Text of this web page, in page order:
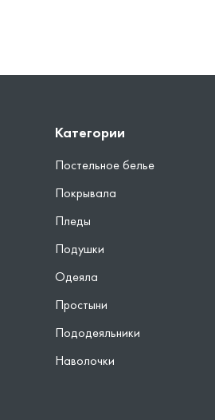
Категории
Постельное белье
Покрывала
Пледы
Подушки
Одеяла
Простыни
Пододеяльники
Наволочки